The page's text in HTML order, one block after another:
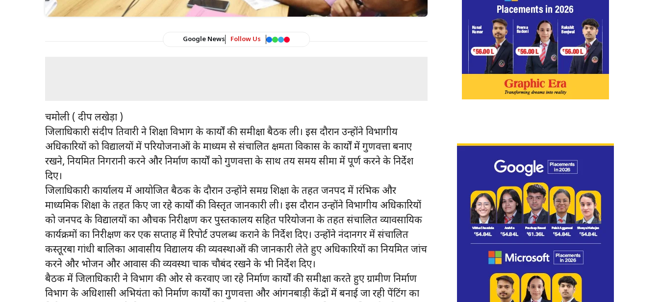
Google News Follow Us
चमोली ( प्रदीप लखेड़ा )
जिलाधिकारी संदीप तिवारी ने शिक्षा विभाग के कार्यों की समीक्षा बैठक ली। इस दौरान उन्होंने विभागीय
अधिकारियों को विद्यालयों में परियोजनाओं के माध्यम से संचालित क्षमता विकास के कार्यों में गुणवत्ता बनाए
रखने, नियमित निगरानी करने और निर्माण कार्यों को गुणवत्ता के साथ तय समय सीमा में पूर्ण करने के निर्देश
दिए।
जिलाधिकारी कार्यालय में आयोजित बैठक के दौरान उन्होंने समग्र शिक्षा के तहत जनपद में प्रारंभिक और
माध्यमिक शिक्षा के तहत किए जा रहे कार्यों की विस्तृत जानकारी ली। इस दौरान उन्होंने विभागीय अधिकारियों
को जनपद के विद्यालयों का औचक निरीक्षण कर पुस्तकालय सहित परियोजना के तहत संचालित व्यावसायिक
कार्यक्रमों का निरीक्षण कर एक सप्ताह में रिपोर्ट उपलब्ध कराने के निर्देश दिए। उन्होंने नंदानगर में संचालित
कस्तूरबा गांधी बालिका आवासीय विद्यालय की व्यवस्थाओं की जानकारी लेते हुए अधिकारियों का नियमित जांच
करने और भोजन और आवास की व्यवस्था चाक चौबंद रखने के भी निर्देश दिए।
बैठक में जिलाधिकारी ने विभाग की ओर से करवाए जा रहे निर्माण कार्यों की समीक्षा करते हुए ग्रामीण निर्माण
विभाग के अधिशासी अभियंता को निर्माण कार्यों का गुणवत्ता और आंगनबाड़ी केंद्रों में बनाई जा रही पेंटिंग का